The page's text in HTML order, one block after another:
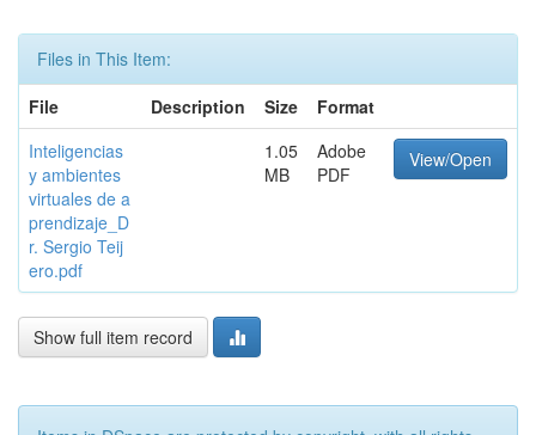
Files in This Item:
File
Description Size
Format
Inteligencias
y ambientes
virtuales de a
prendizaje_D
r. Sergio Teij
ero.pdf
1.05
MB
Adobe
PDF
View/Open
Show full item record